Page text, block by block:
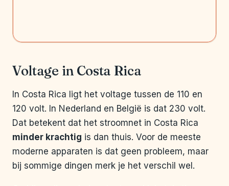
Voltage in Costa Rica
In Costa Rica ligt het voltage tussen de 110 en
120 volt. In Nederland en België is dat 230 volt.
Dat betekent dat het stroomnet in Costa Rica
minder krachtig is dan thuis. Voor de meeste
moderne apparaten is dat geen probleem, maar
bij sommige dingen merk je het verschil wel.